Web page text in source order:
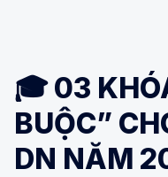
🎓 03
BUỘC”
DN NĂM